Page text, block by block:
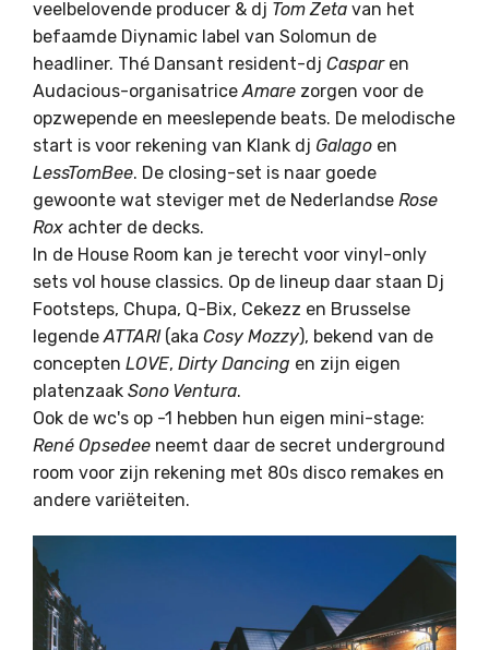
veelbelovende producer & dj Tom Zeta van het
befaamde Diynamic label van Solomun de
headliner. Thé Dansant resident-dj Casparen
Audacious-organisatriceAmare zorgen voor de
opzwepende en meeslepende beats. De melodische
start is voor rekening van Klank dj Galago en
LessTomBee. De closing-set is naar goede
gewoonte wat steviger met de Nederlandse Rose
Rox achter de decks.
In de House Room kan je terecht voor vinyl-only
sets vol house classics. Op de lineup daar staan Dj
Footsteps, Chupa, Q-Bix, Cekezz en Brusselse
legendeATTARI(aka Cosy Mozzy), bekend van de
concepten LOVE, Dirty Dancing en zijn eigen
platenzaak Sono Ventura.
Ook de wc's op -1 hebben hun eigen mini-stage:
René Opsedee neemt daar de secret underground
room voor zijn rekening met 80s disco remakes en
andere variëteiten.